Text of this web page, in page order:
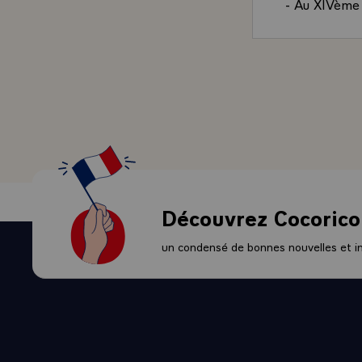
Son
- Nos liens
furent
bien des
la vaillante
Découvrez Cocorico
un condensé de bonnes nouvelles et